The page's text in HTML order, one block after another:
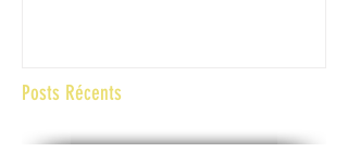
Posts Récents